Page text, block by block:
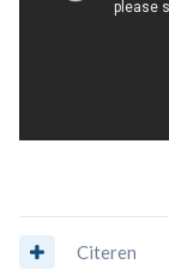
Citeren